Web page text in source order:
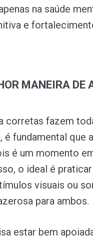
na saúde
e
MANEIRA DE
corretas fazem
é fundamental que
é um momento
o ideal é
visuais ou
para ambos.
estar bem